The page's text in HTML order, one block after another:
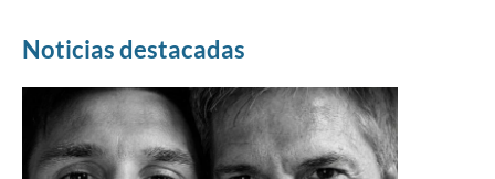
Noticias destacadas